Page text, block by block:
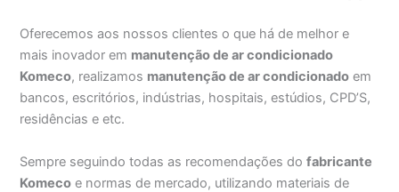
Oferecemos aos nossos clientes o que há de melhor e
mais inovador em manutenção de ar condicionado
Komeco, realizamos manutenção de ar condicionado em
bancos, escritórios, indústrias, hospitais, estúdios, CPD’S,
residências e etc.
Sempre seguindo todas as recomendações dofabricante
Komeco e normas de mercado, utilizando materiais de